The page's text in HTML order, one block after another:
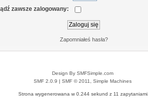
zawsze zalogowany:
Zapomniałeś hasła?
Design By SMFSimple.com
SMF 2.0.9 | SMF © 2011 Simple Machines
Strona wygenerowana w 0.244 sekund z 11 zapytaniami.